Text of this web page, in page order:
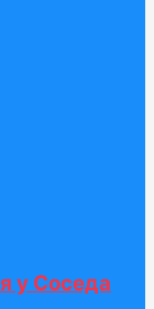
у Соседа